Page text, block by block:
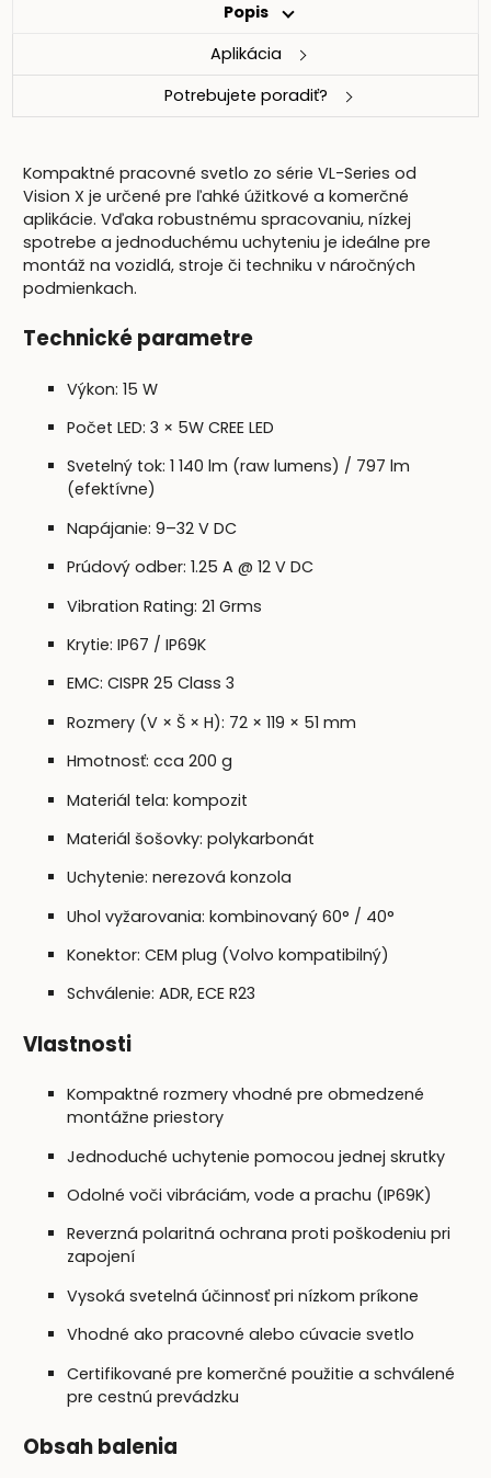
Popis
Aplikácia
Potrebujete poradiť?
Kompaktné pracovné svetlo zo série VL-Series od
Vision X je určené pre ľahké úžitkové a komerčné
aplikácie. Vďaka robustnému spracovaniu, nízkej
spotrebe a jednoduchému uchyteniu je ideálne pre
montáž na vozidlá, stroje či techniku v náročných
podmienkach.
Technické parametre
Výkon: 15 W
Počet LED: 3 × 5W CREE LED
Svetelný tok: 1 140 lm (raw lumens) / 797 lm
(efektívne)
Napájanie: 9–32 V DC
Prúdový odber: 1.25 A @ 12 V DC
Vibration Rating: 21 Grms
Krytie: IP67 / IP69K
EMC: CISPR 25 Class 3
Rozmery (V × Š × H): 72 × 119 × 51 mm
Hmotnosť: cca 200 g
Materiál tela: kompozit
Materiál šošovky: polykarbonát
Uchytenie: nerezová konzola
Uhol vyžarovania: kombinovaný 60° / 40°
Konektor: CEM plug (Volvo kompatibilný)
Schválenie: ADR, ECE R23
Vlastnosti
Kompaktné rozmery vhodné pre obmedzené
montážne priestory
Jednoduché uchytenie pomocou jednej skrutky
Odolné voči vibráciám, vode a prachu (IP69K)
Reverzná polaritná ochrana proti poškodeniu pri
zapojení
Vysoká svetelná účinnosť pri nízkom príkone
Vhodné ako pracovné alebo cúvacie svetlo
Certifikované pre komerčné použitie a schválené
pre cestnú prevádzku
Obsah balenia